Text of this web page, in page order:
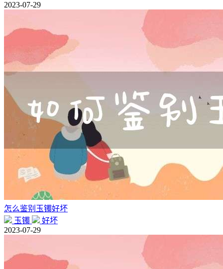
2023-07-29
怎么鉴别玉镯好坏
玉镯
好坏
2023-07-29